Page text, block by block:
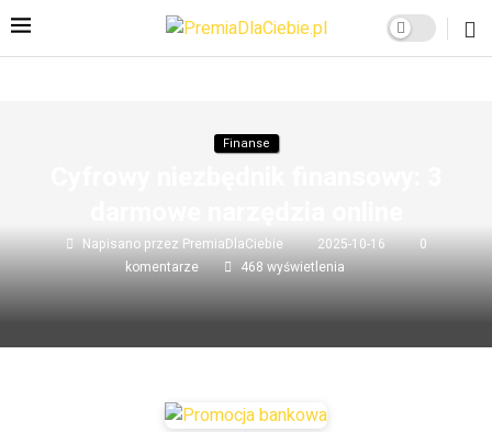
Finanse
Napisano przez PremiaDlaCiebie 2025-10-16
0
komentarze
468 wyświetlenia